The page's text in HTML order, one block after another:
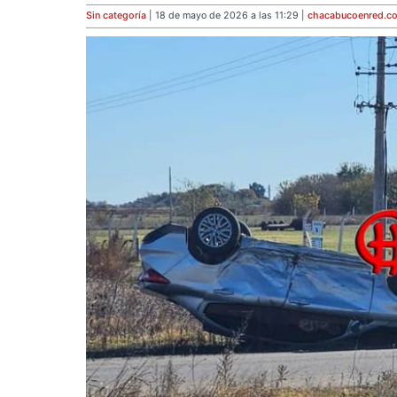
Sin categoría | 18 de mayo de 2026 a las 11:29 | chacabucoenred